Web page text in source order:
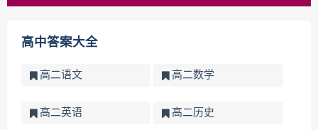
高中答案大全
高二语文 高二数学
高二英语 高二历史